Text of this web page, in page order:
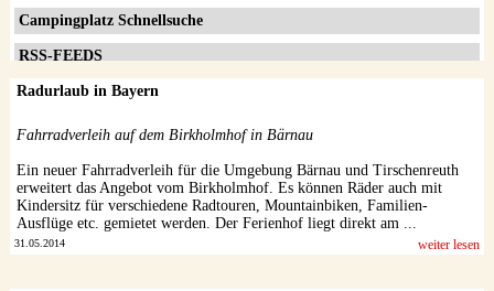
Campingplatz Schnellsuche
RSS-FEEDS
Impressum
Datenschutzerklärung
Radurlaub in Bayern
Fahrradverleih auf dem Birkholmhof in Bärnau
Ein neuer Fahrradverleih für die Umgebung Bärnau und Tirschenreuth
erweitert das Angebot vom Birkholmhof. Es können Räder auch mit
Kindersitz für verschiedene Radtouren, Mountainbiken, Familien-
Ausflüge etc. gemietet werden. Der Ferienhof liegt direkt am ...
31.05.2014 weiter lesen